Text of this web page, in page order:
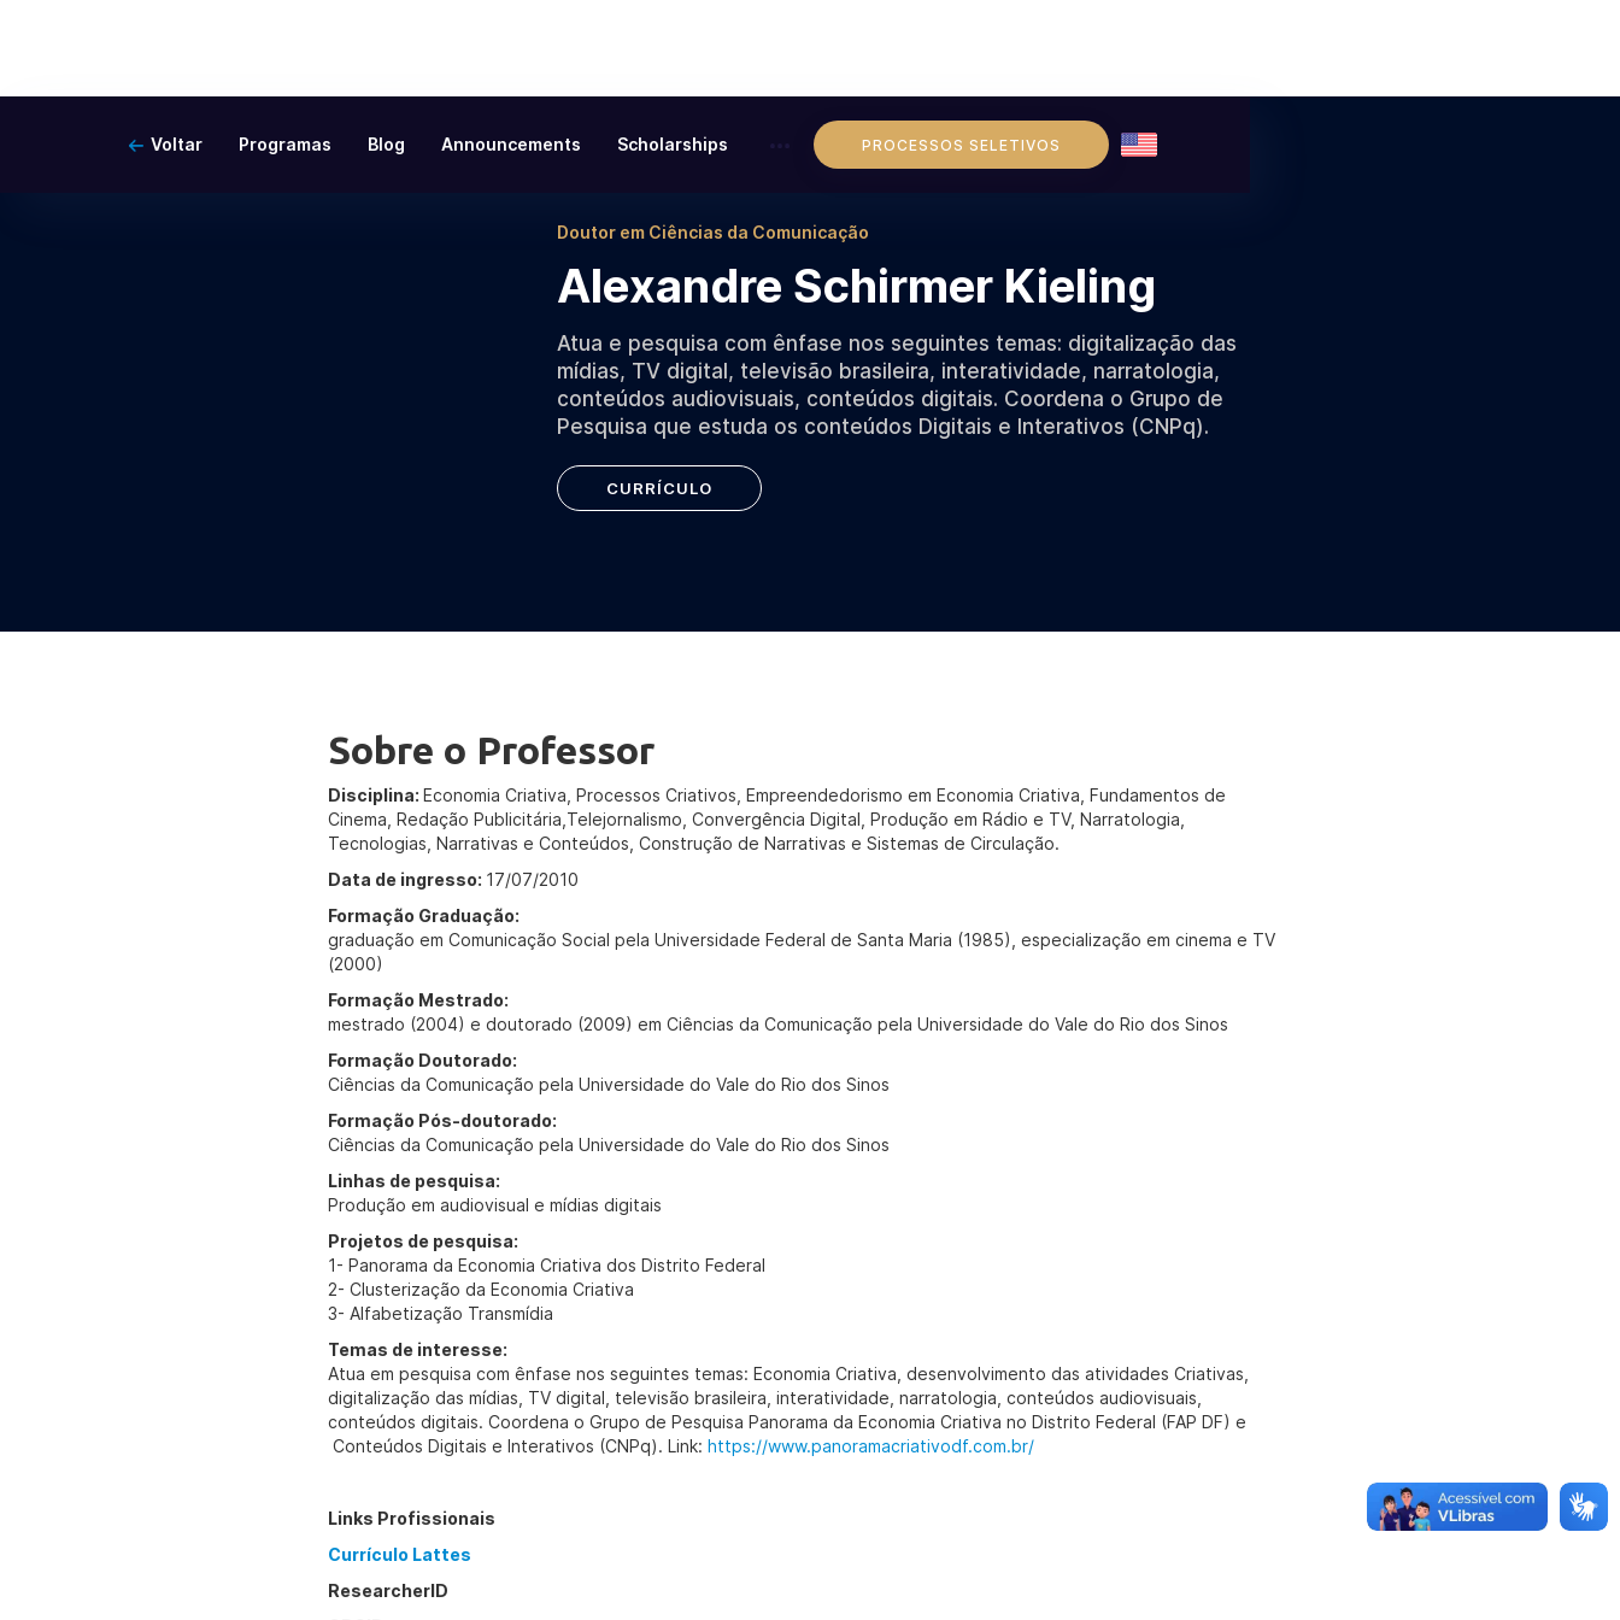
Voltar Programas Blog Announcements Scholarships PROCESSOS SELETIVOS
Doutor em Ciências da Comunicação
Alexandre Schirmer Kieling
Atua e pesquisa com ênfase nos seguintes temas: digitalização das
mídias, TV digital, televisão brasileira, interatividade, narratologia,
conteúdos audiovisuais, conteúdos digitais. Coordena o Grupo de
Pesquisa que estuda os conteúdos Digitais e Interativos (CNPq).
CURRÍCULO
Sobre o Professor
Disciplina: Economia Criativa, Processos Criativos, Empreendedorismo em Economia Criativa, Fundamentos de
Cinema, Redação Publicitária,Telejornalismo, Convergência Digital, Produção em Rádio e TV, Narratologia,
Tecnologias, Narrativas e Conteúdos, Construção de Narrativas e Sistemas de Circulação.
Data de ingresso: 17/07/2010
Formação Graduação:
graduação em Comunicação Social pela Universidade Federal de Santa Maria (1985), especialização em cinema e TV
(2000)
Formação Mestrado:
mestrado (2004) e doutorado (2009) em Ciências da Comunicação pela Universidade do Vale do Rio dos Sinos
Formação Doutorado:
Ciências da Comunicação pela Universidade do Vale do Rio dos Sinos
Formação Pós-doutorado:
Ciências da Comunicação pela Universidade do Vale do Rio dos Sinos
Linhas de pesquisa:
Produção em audiovisual e mídias digitais
Projetos de pesquisa:
1- Panorama da Economia Criativa dos Distrito Federal
2- Clusterização da Economia Criativa
3- Alfabetização Transmídia
Temas de interesse:
Atua em pesquisa com ênfase nos seguintes temas: Economia Criativa, desenvolvimento das atividades Criativas,
digitalização das mídias, TV digital, televisão brasileira, interatividade, narratologia, conteúdos audiovisuais,
conteúdos digitais. Coordena o Grupo de Pesquisa Panorama da Economia Criativa no Distrito Federal (FAP DF) e
Conteúdos Digitais e Interativos (CNPq). Link: https://www.panoramacriativodf.com.br/
Links Profissionais
Currículo Lattes
ResearcherID